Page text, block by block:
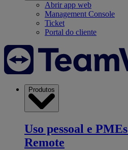
Abrir app web
Management Console
Ticket
Portal do cliente
Produtos
Uso pessoal e PMEs
Remote